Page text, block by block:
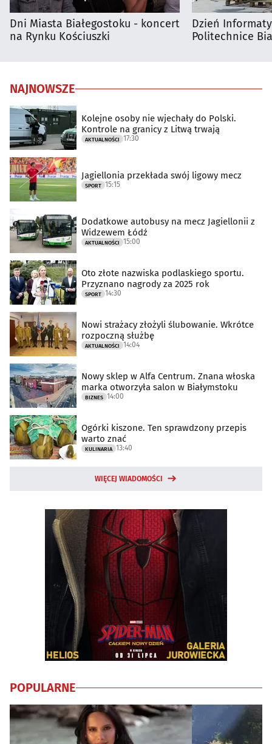
Dni Miasta Białegostoku - koncert
na Rynku Kościuszki
Dzień
Politechnice
NAJNOWSZE
Kolejne osoby nie wjechały do Polski.
Kontrole na granicy z Litwą trwają
AKTUALNOŚCI 17:30
Jagiellonia przekłada swój ligowy mecz
SPORT 15:15
Dodatkowe autobusy na mecz Jagiellonii z
Widzewem Łódź
AKTUALNOŚCI 15:00
Oto złote nazwiska podlaskiego sportu.
Przyznano nagrody za 2025 rok
SPORT 14:30
Nowi strażacy złożyli ślubowanie. Wkrótce
rozpoczną służbę
AKTUALNOŚCI 14:04
Nowy sklep w Alfa Centrum. Znana włoska
marka otworzyła salon w Białymstoku
BIZNES 14:00
Ogórki kiszone. Ten sprawdzony przepis
warto znać
KULINARIA 13:40
WIĘCEJ WIADOMOŚCI
POPULARNE